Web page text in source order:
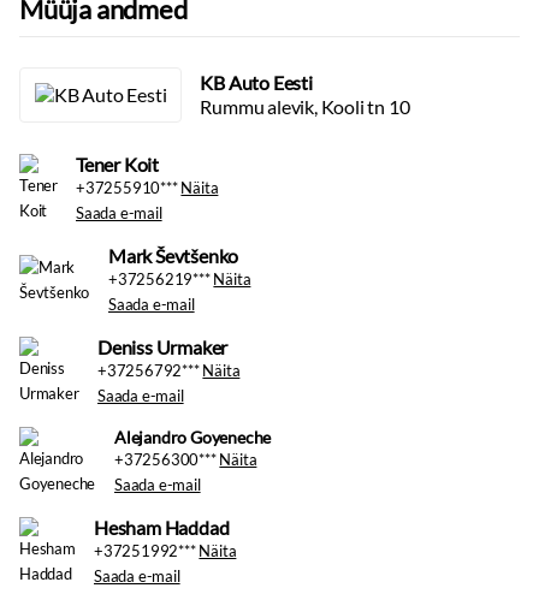
Müüja andmed
KB Auto Eesti
Rummu alevik, Kooli tn 10
Tener Koit
+37255910***Näita
Saada e-mail
Mark Ševtšenko
+37256219***Näita
Saada e-mail
Deniss Urmaker
+37256792***Näita
Saada e-mail
+37256300***Näita
Saada e-mail
Hesham Haddad
+37251992***Näita
Saada e-mail